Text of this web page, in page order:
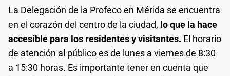
La Delegación de la Profeco en Mérida se encuentra
en el corazón del centro de la ciudad, lo que la hace
accesible para los residentes y visitantes. El horario
de atención al público es de lunes a viernes de 8:30
a 15:30 horas. Es importante tener en cuenta que